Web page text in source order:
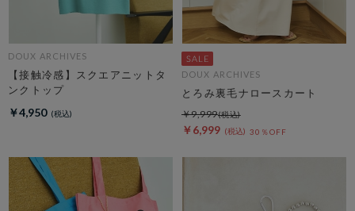
DOUX ARCHIVES
【接触冷感】スクエアニットタ
ンクトップ
￥4,950
DOUX ARCHIVES
とろみ裏毛ナロースカート
￥6,999 30％OFF
￥9,999